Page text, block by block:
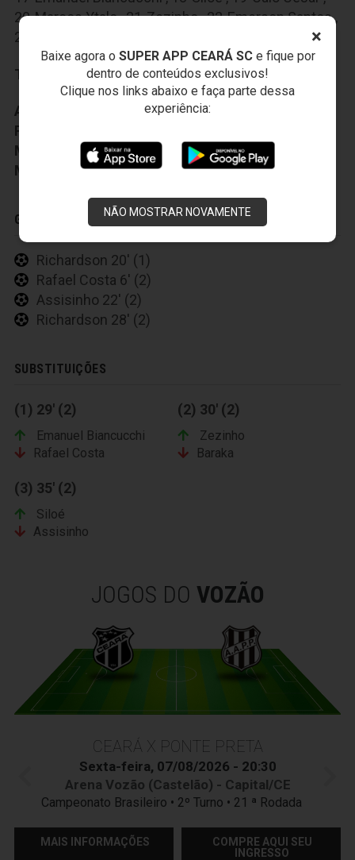
×
Baixe agora o SUPER APP CEARÁ SCe fique por
dentro de conteúdos exclusivos!
Clique nos links abaixo e faça parte dessa
experiência:
NÃO MOSTRAR NOVAMENTE
20-Marcos Ytalo,21-Zezinho,22-Emerson Santos,
23-Franklin
Técnico: Lisca
Auxiliar Técnico:
Ademir Fesan
Preparador Fisico:
Médico:
Henrique César
Massagista:Anacleto Pires
GOLS
Richardson 20' (1)
Rafael Costa 6' (2)
Assisinho 22' (2)
Richardson 28' (2)
SUBSTITUIÇÕES
(1) 29' (2)
Emanuel Biancucchi
Rafael Costa
(2) 30' (2)
Zezinho
Baraka
(3) 35' (2)
Siloé
Assisinho
JOGOS DO VOZÃO
CEARÁ X PONTE PRETA
Sexta-feira, 07/08/2026 - 20:30
Arena Vozão (Castelão) - Capital/CE
Campeonato Brasileiro • 2º Turno • 21 ª Rodada
MAIS INFORMAÇÕES
COMPRE AQUI SEU
INGRESSO